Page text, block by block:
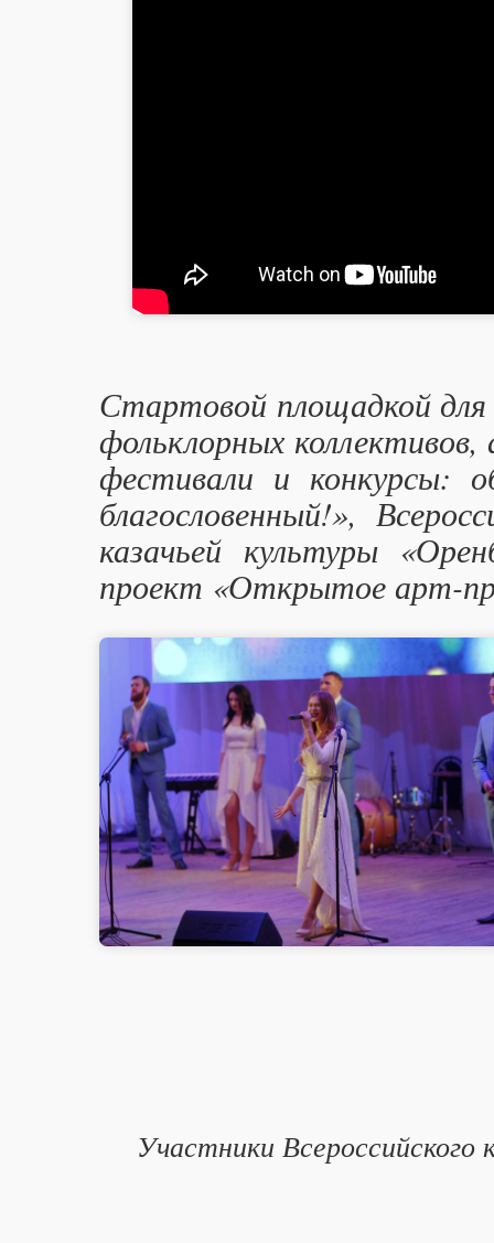
Стартовой площадкой для
фольклорных
фестивали и конкурсы:
благословенный!»,
казачьей культуры
проект «Открытое арт-
Участники Всероссийского